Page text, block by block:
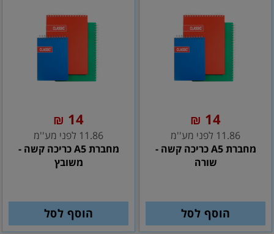
14
₪
11.86 לפני מע''מ
מחברת A5 כריכה קשה -
שורה
הוסף לסל
14
₪
11.86 לפני מע''מ
מחברת A5 כריכה קשה -
משובץ
הוסף לסל